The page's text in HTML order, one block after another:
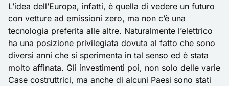
L’idea dell’Europa, infatti, è quella di vedere un futuro
con vetture ad emissioni zero, ma non c’è una
tecnologia preferita alle altre. Naturalmente l’elettrico
ha una posizione privilegiata dovuta al fatto che sono
diversi anni che si sperimenta in tal senso ed è stata
molto affinata. Gli investimenti poi, non solo delle varie
Case costruttrici, ma anche di alcuni Paesi sono stati